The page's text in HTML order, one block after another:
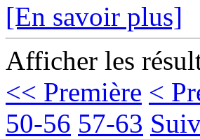
[En savoir plus]
Afficher les
<< Première <
50-56 57-63